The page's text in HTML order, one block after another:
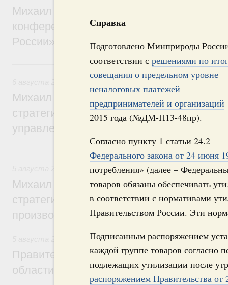
Справка
Подготовлено Минприроды
соответствии с решениями по
совещания о предельном уровне
неналоговых платежей
предпринимателей и организаций
2015 года (№ДМ-П13-48пр).
Согласно пункту 1 статьи 24.2
Федерального закона от 24 июня
потребления» (далее –
товаров обязаны обеспечивать
в соответствии с нормативами
Правительством России. Эти
Подписанным распоряжением
каждой группе товаров согласно
подлежащих утилизации после
распоряжением Правительства
Михаил Мишустин дал поручения по
конференции «Цифровая индустрия
России»
6 августа, четверг
Технологическое развитие. Инновации
Михаил Мишустин дал поручения по
стратегической сессии о
управления научно-технологическим
5 августа, среда
Вопросы производительности труда и
Михаил Мишустин дал поручения по
стратегической сессии, посвящённой
производительности труда
Национальный проект «Экологическое
Правительство увеличило объём
области в рамках федерального